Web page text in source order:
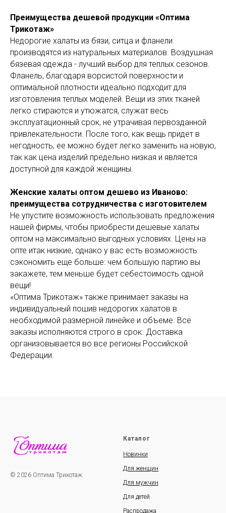
Преимущества дешевой продукции «Оптима
Трикотаж»
Недорогие халаты из бязи, ситца и фланели
производятся из натуральных материалов. Воздушная
бязевая одежда - лучший выбор для теплых сезонов.
Фланель, благодаря ворсистой поверхности и
оптимальной плотности идеально подходит для
изготовления теплых моделей. Вещи из этих тканей
легко стираются и утюжатся, служат весь
эксплуатационный срок, не утрачивая первозданной
привлекательности. После того, как вещь придет в
негодность, ее можно будет легко заменить на новую,
так как цена изделий предельно низкая и является
доступной для каждой женщины.
Женские халаты оптом дешево из Иваново:
преимущества сотрудничества с изготовителем
Не упустите возможность использовать предложения
нашей фирмы, чтобы приобрести дешевые халаты
оптом на максимально выгодных условиях. Цены на
опте итак низкие, однако у вас есть возможность
сэкономить еще больше: чем большую партию вы
закажете, тем меньше будет себестоимость одной
вещи!
«Оптима Трикотаж» также принимает заказы на
индивидуальный пошив недорогих халатов в
необходимой размерной линейке и объеме. Все
заказы исполняются строго в срок. Доставка
организовывается во все регионы Российской
Федерации.
© 2026 Оптима Трикотаж
Каталог
Новинки
Для женщин
Для мужчин
Для детей
Распродажа